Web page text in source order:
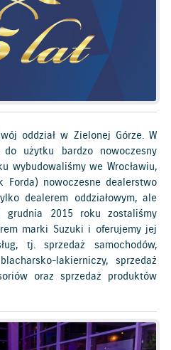
oddział w Zielonej Górze. W
użytku bardzo nowoczesny
wybudowaliśmy we Wrocławiu,
Forda) nowoczesne dealerstwo
dealerem oddziałowym, ale
grudnia 2015 roku zostaliśmy
marki Suzuki i oferujemy jej
tj. sprzedaż samochodów,
lakierniczy, sprzedaż
oraz sprzedaż produktów